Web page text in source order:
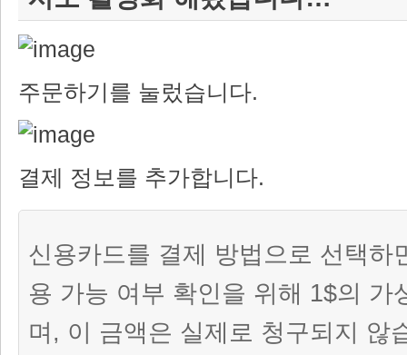
주문하기를 눌렀습니다.
결제 정보를 추가합니다.
신용카드를 결제 방법으로 선택하
용 가능 여부 확인을 위해 1$의 가
며, 이 금액은 실제로 청구되지 않